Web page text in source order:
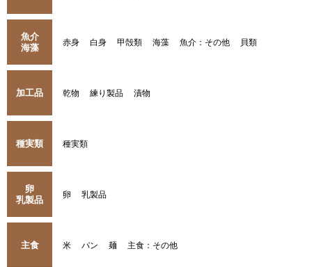
魚介
海藻
赤身 白身 甲殻類 海藻 魚介：その他 貝類
加工品 乾物 練り製品 漬物
種実類 種実類
卵
乳製品
卵 乳製品
主食 米 パン 麺 主食：その他